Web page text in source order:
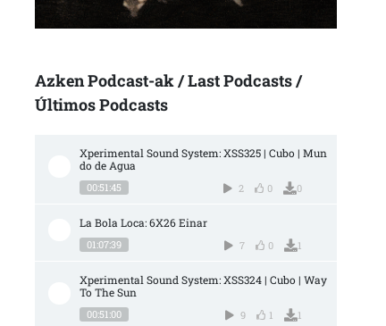
Azken Podcast-ak / Last Podcasts /
Últimos Podcasts
Xperimental Sound System: XSS325 | Cubo | Mun
do de Agua
00:51:45 2 0 0
La Bola Loca: 6X26 Einar
01:07:39 7 0 1
Xperimental Sound System: XSS324 | Cubo | Way
To The Sun
00:51:00 9 1 1